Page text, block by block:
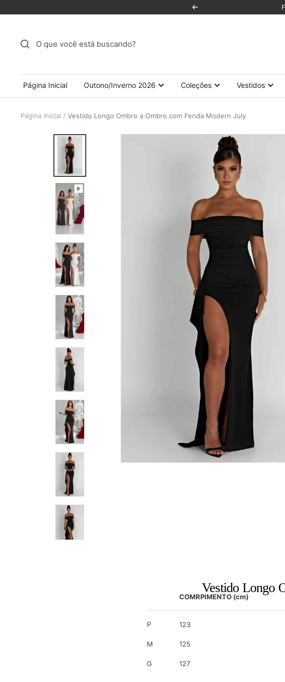
conteúdo
Anterior
Página Inicial Outono/Inverno 2026 Coleções Vestidos
Página Inicial Vestido Longo Ombro a Ombro com Fenda Modern July
Vestido Longo
COMRPIMENTO (cm)
P 123
M 125
G 127